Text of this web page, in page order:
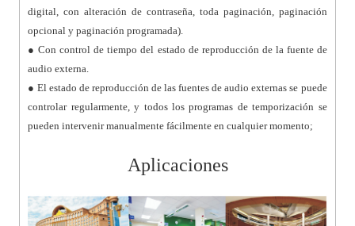
digital, con alteración de contraseña, toda paginación, paginación
opcional y paginación programada).
● Con control de tiempo del estado de reproducción de la fuente de
audio externa.
● El estado de reproducción de las fuentes de audio externas se puede
controlar regularmente, y todos los programas de temporización se
pueden intervenir manualmente fácilmente en cualquier momento;
Aplicaciones